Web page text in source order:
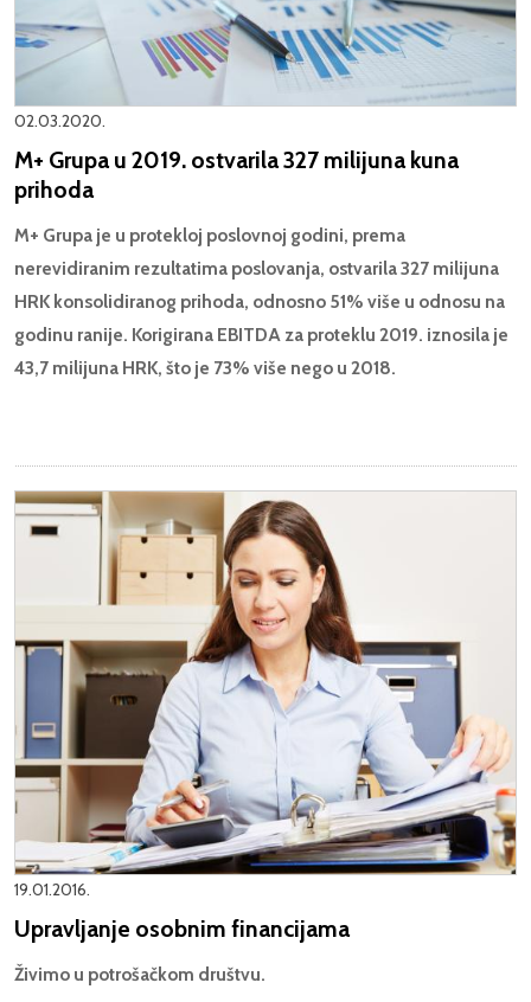
02.03.2020.
M+ Grupa u 2019. ostvarila 327 milijuna kuna
prihoda
M+ Grupa je u protekloj poslovnoj godini, prema
nerevidiranim rezultatima poslovanja, ostvarila 327 milijuna
HRK konsolidiranog prihoda, odnosno 51% više u odnosu na
godinu ranije. Korigirana EBITDA za proteklu 2019. iznosila je
43,7 milijuna HRK, što je 73% više nego u 2018.
19.01.2016.
Upravljanje osobnim financijama
Živimo u potrošačkom društvu.